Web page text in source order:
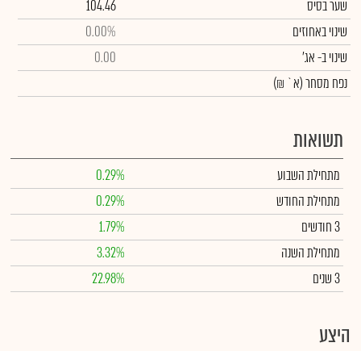
שער בסיס
104.46
שינוי באחוזים
0.00%
שינויב- אג'
0.00
נפח מסחר(א` ₪)
תשואות
מתחילת השבוע
0.29%
מתחילת החודש
0.29%
3 חודשים
1.79%
מתחילת השנה
3.32%
3 שנים
22.98%
היצע